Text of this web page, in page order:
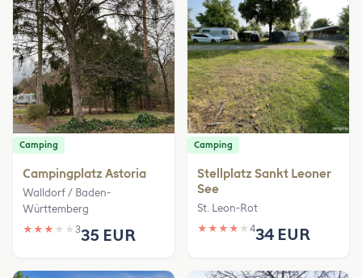
Camping
Campingplatz Astoria
Walldorf / Baden-
Württemberg
★ ★ ★ ★ ★ 335 EUR
Camping
Stellplatz Sankt Leoner
See
St. Leon-Rot
★ ★ ★ ★ ★ 434 EUR